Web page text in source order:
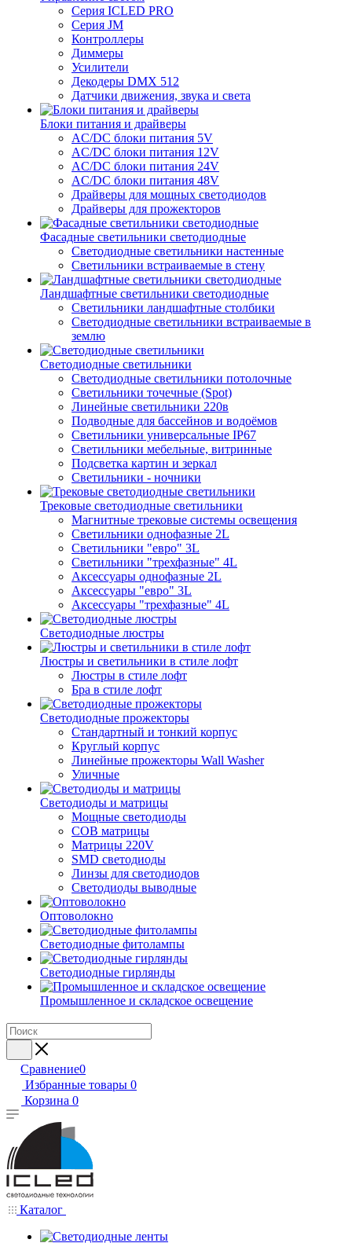
Серия ICLED PRO
Серия JM
Контроллеры
Диммеры
Усилители
Декодеры DMX 512
Датчики движения, звука и света
Блоки питания и драйверы
AC/DC блоки питания 5V
AC/DC блоки питания 12V
AC/DC блоки питания 24V
AC/DC блоки питания 48V
Драйверы для мощных светодиодов
Драйверы для прожекторов
Фасадные светильники светодиодные
Светодиодные светильники настенные
Светильники встраиваемые в стену
Ландшафтные светильники светодиодные
Светильники ландшафтные столбики
Светодиодные светильники встраиваемые в
землю
Светодиодные светильники
Светодиодные светильники потолочные
Светильники точечные (Spot)
Линейные светильники 220в
Подводные для бассейнов и водоёмов
Светильники универсальные IP67
Светильники мебельные, витринные
Подсветка картин и зеркал
Светильники - ночники
Трековые светодиодные светильники
Магнитные трековые системы освещения
Светильники однофазные 2L
Светильники "евро" 3L
Светильники "трехфазные" 4L
Аксессуары однофазные 2L
Аксессуары "евро" 3L
Аксессуары "трехфазные" 4L
Светодиодные люстры
Люстры и светильники в стиле лофт
Люстры в стиле лофт
Бра в стиле лофт
Светодиодные прожекторы
Стандартный и тонкий корпус
Круглый корпус
Линейные прожекторы Wall Washer
Уличные
Светодиоды и матрицы
Мощные светодиоды
COB матрицы
Матрицы 220V
SMD светодиоды
Линзы для светодиодов
Светодиоды выводные
Оптоволокно
Светодиодные фитолампы
Светодиодные гирлянды
Промышленное и складское освещение
Сравнение0
Избранные товары 0
Корзина 0
Каталог